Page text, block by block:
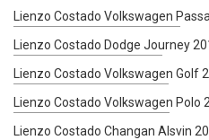
Lienzo Costado Volkswagen
Lienzo Costado Dodge Journey
Lienzo Costado Volkswagen Golf
Lienzo Costado Volkswagen Polo
Lienzo Costado Changan Alsvin